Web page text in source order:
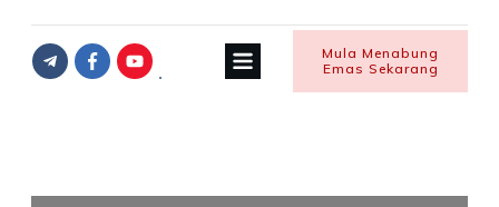
Mula Menabung
Emas Sekarang